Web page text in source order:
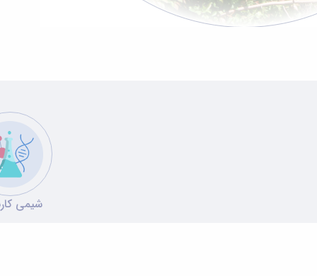
شیمی